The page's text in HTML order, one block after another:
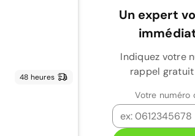
48 heures
Un expert
Indiquez votre
rappel
Votre numéro